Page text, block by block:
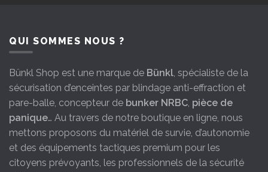
QUI SOMMES NOUS ?
Bünkl Shop est une marque de Bünkl, spécialiste de la
sécurisation d’enceintes par blindage anti-effraction et
pare-balle, concepteur de bunker NRBC, pièce de
panique… Au travers de notre boutique en ligne, nous
mettons proposons du matériel de survie, d’autonomie
et des équipements tactiques premium pour les
citoyens prévoyants, les professionnels de la sécurité